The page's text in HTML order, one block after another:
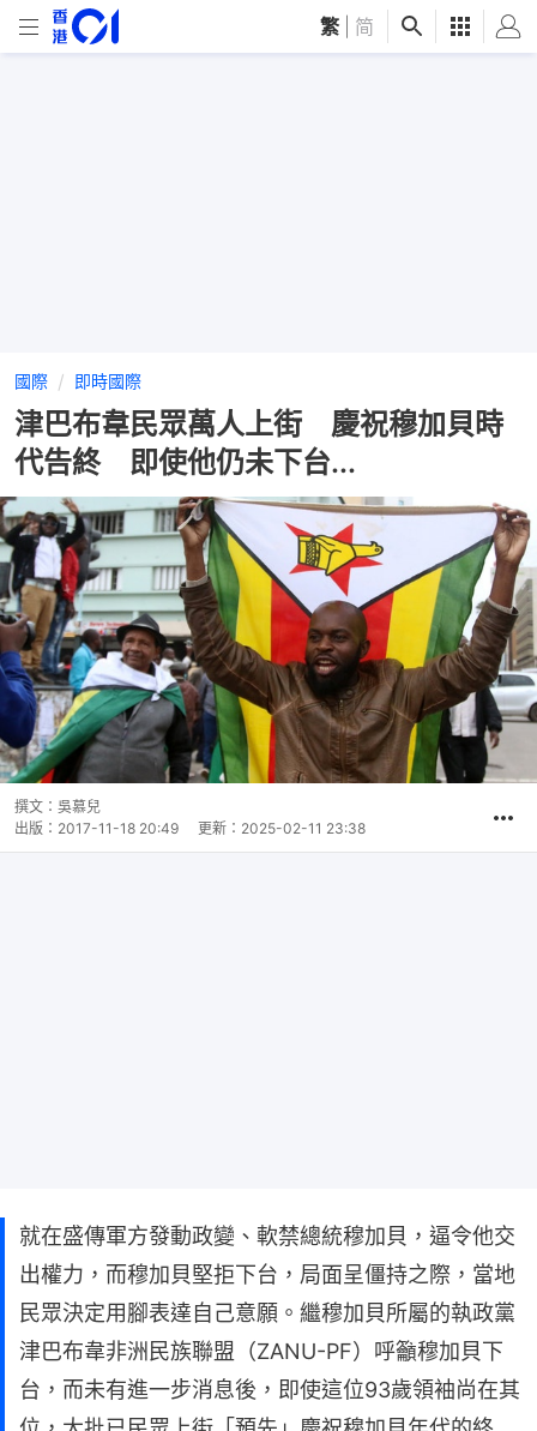
繁 简
國際 即時國際
津巴布韋民眾萬人上街 慶祝穆加貝時
代告終 即使他仍未下台...
撰文： 吳慕兒
出版： 2017-11-18 20:49 更新： 2025-02-11 23:38
就在盛傳軍方發動政變、軟禁總統穆加貝，逼令他交
出權力，而穆加貝堅拒下台，局面呈僵持之際，當地
民眾決定用腳表達自己意願。繼穆加貝所屬的執政黨
津巴布韋非洲民族聯盟（ZANU-PF）呼籲穆加貝下
台，而未有進一步消息後，即使這位93歲領袖尚在其